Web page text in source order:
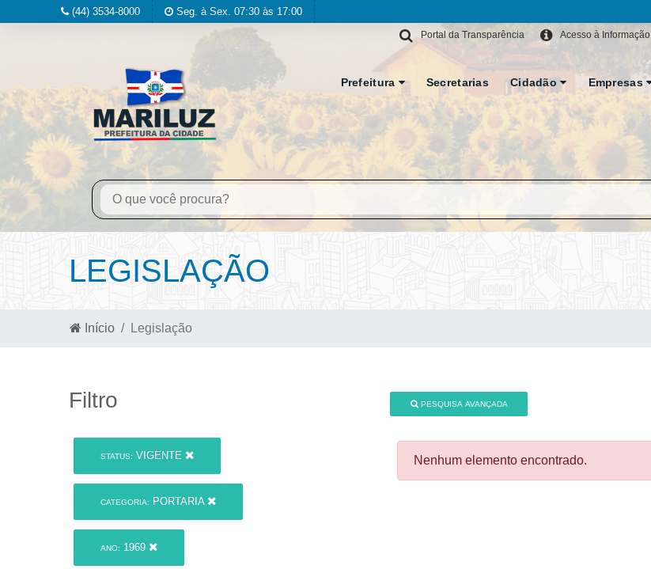
(44) 3534-8000 Seg. à Sex. 07:30 às 17:00
Acesso à Informação
Portal da Transparência
Prefeitura Secretarias Cidadão Empresas
LEGISLAÇÃO
Início Legislação
Filtro
STATUS: VIGENTE
CATEGORIA: PORTARIA
ANO: 1969
PESQUISA AVANÇADA
Nenhum elemento encontrado.